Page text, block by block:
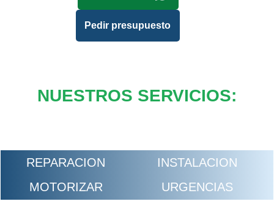
Pedir presupuesto
NUESTROS SERVICIOS:
REPARACION
INSTALACION
MOTORIZAR
URGENCIAS